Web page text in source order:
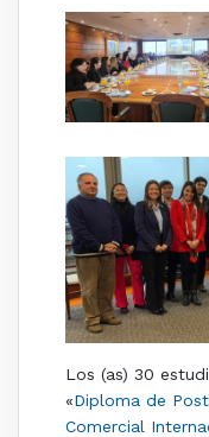
Los (as) 30
«Diploma de
Comercial